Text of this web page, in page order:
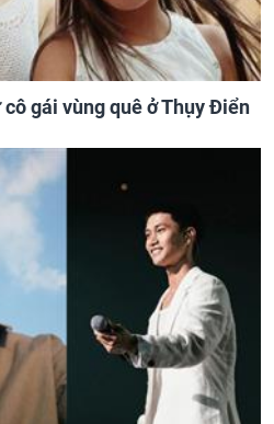
gái vùng quê ở Thụy Điển